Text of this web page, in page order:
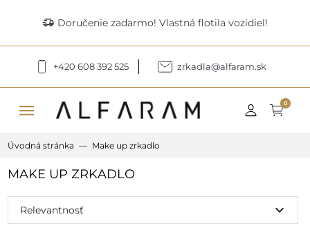
delivery_truck_speed Doručenie zadarmo! Vlastná flotila vozidiel!
+420 608 392 525 zrkadla@alfaram.sk
menu 0
Úvodná stránka Make up zrkadlo
MAKE UP ZRKADLO
Relevantnosť expand_more